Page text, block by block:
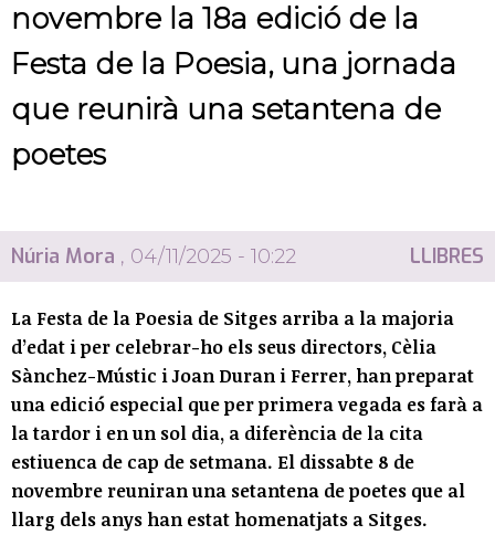
novembre la 18a edició de la
Festa de la Poesia, una jornada
que reunirà una setantena de
poetes
Núria Mora , 04/11/2025 - 10:22 LLIBRES
La Festa de la Poesia de Sitges arriba a la majoria
d’edat i per celebrar-ho els seus directors, Cèlia
Sànchez-Mústic i Joan Duran i Ferrer, han preparat
una edició especial que per primera vegada es farà a
la tardor i en un sol dia, a diferència de la cita
estiuenca de cap de setmana. El dissabte 8 de
novembre reuniran una setantena de poetes que al
llarg dels anys han estat homenatjats a Sitges.